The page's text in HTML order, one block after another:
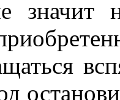
значит